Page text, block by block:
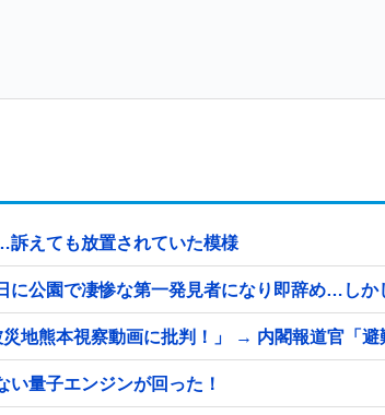
えても放置されていた模様
に公園で凄惨な第一発見者になり即辞め…し
地熊本視察動画に批判！」 → 内閣報道官「
量子エンジンが回った！